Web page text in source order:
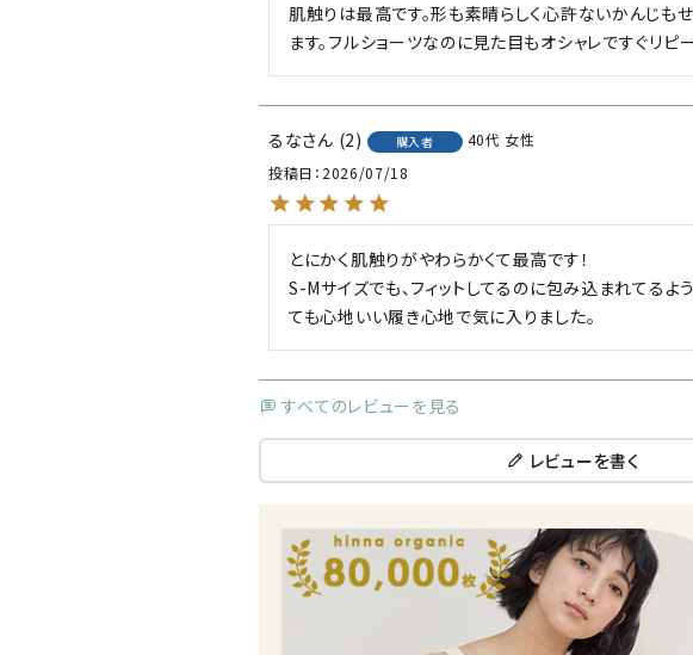
肌触りは最高です。形も素晴らしく心許ないかんじもせ
ます。フルショーツなのに見た目もオシャレですぐリピー
るな 2 購入者 40代 女性
投稿日 2026/07/18
とにかく肌触りがやわらかくて最高です！
S-Mサイズでも、フィットしてるのに包み込まれてるよ
ても心地いい履き心地で気に入りました。
すべてのレビューを見る
レビューを書く